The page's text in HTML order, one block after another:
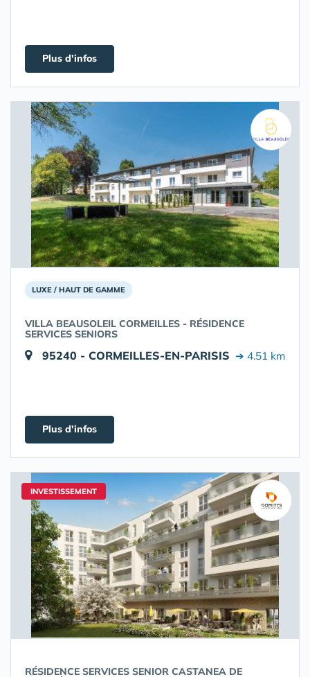
Plus d'infos
LUXE / HAUT DE GAMME
VILLA BEAUSOLEIL CORMEILLES - RÉSIDENCE
SERVICES SENIORS
95240 - CORMEILLES-EN-PARISIS ➔ 4.51 km
Plus d'infos
INVESTISSEMENT
RÉSIDENCE SERVICES SENIOR CASTANEA DE